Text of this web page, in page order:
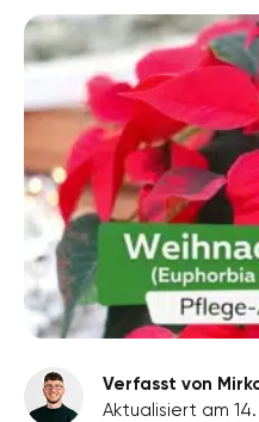
Verfasst von
Aktualisiert am